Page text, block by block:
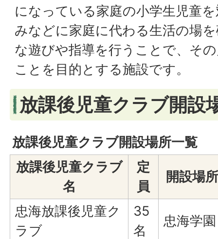
になっている家庭の小学生児童
みなどに家庭に代わる生活の場
な遊びや指導を行うことで、そ
ことを目的とする施設です。
放課後児童クラブ開設
放課後児童クラブ開設場所一覧
放課後児童クラブ
名
定
員
開設場所
忠海放課後児童ク
ラブ
35
名
忠海学園